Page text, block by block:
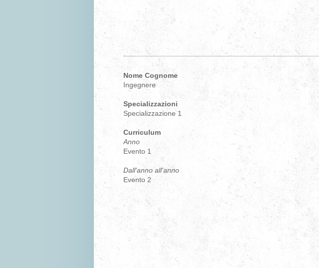
Dal 1990
Studio di ingegneria edile
Nome Cognome
Ingegnere
Specializzazioni
Specializzazione 1
Curriculum
Anno
Evento 1
Dall'anno all'anno
Evento 2